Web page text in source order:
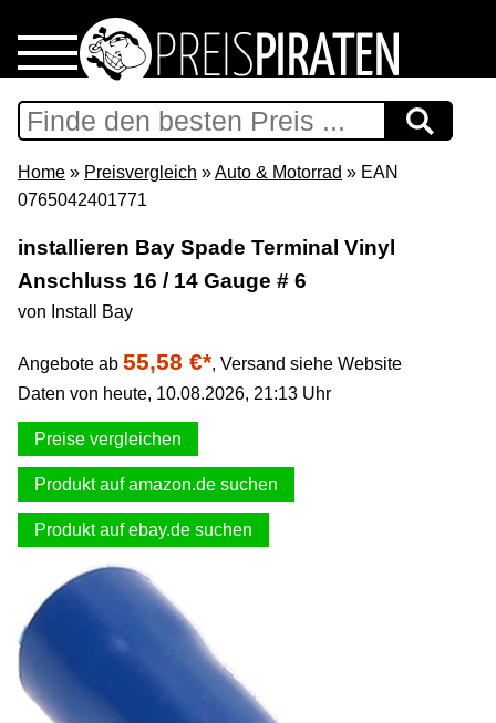
Home
Download
Support & Newsletter
Presse
Datenschutz
Impressum
Home » Preisvergleich »Auto & Motorrad » EAN
0765042401771
installieren Bay Spade Terminal Vinyl
Anschluss 16 / 14 Gauge # 6
von Install Bay
Angebote ab 55,58 €*, Versand siehe Website
Daten von heute, 10.08.2026, 21:13 Uhr
Preise vergleichen
Produkt auf amazon.de suchen
Produkt auf ebay.de suchen